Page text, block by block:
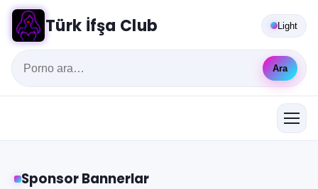
Türk İfşa Club
Ara
Light
Sponsor Bannerlar